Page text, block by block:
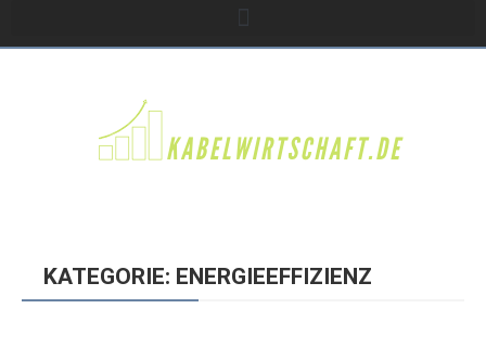
KATEGORIE: ENERGIEEFFIZIENZ